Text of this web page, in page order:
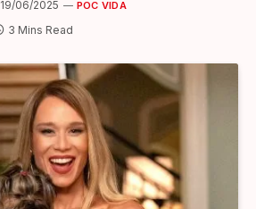
19/06/2025 POC VIDA
3 Mins Read